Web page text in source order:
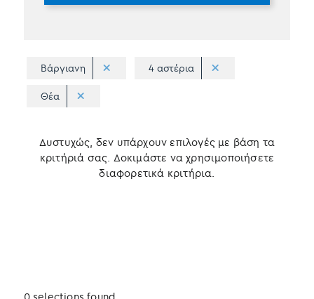
Βάργιανη 4 αστέρια
Θέα
Δυστυχώς, δεν υπάρχουν επιλογές με βάση τα
κριτήριά σας. Δοκιμάστε να χρησιμοποιήσετε
διαφορετικά κριτήρια.